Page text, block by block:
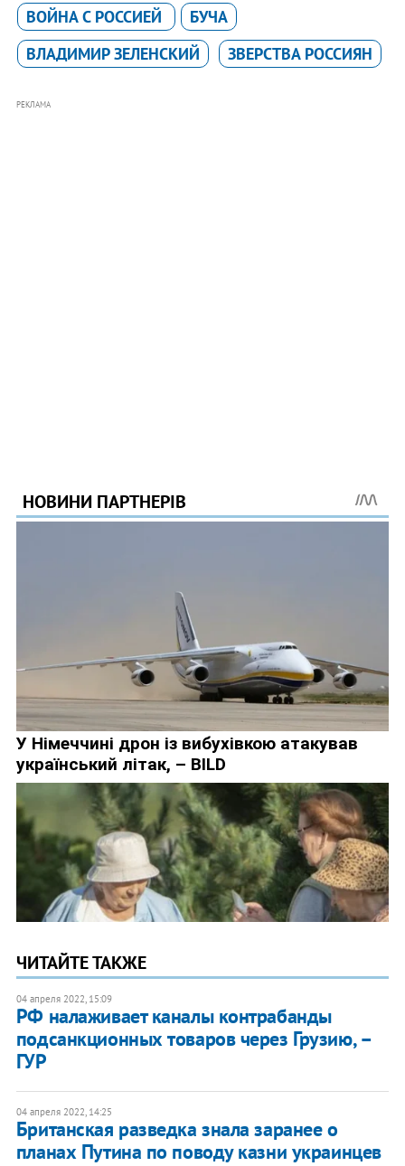
ВОЙНА С РОССИЕЙ
БУЧА
ВЛАДИМИР ЗЕЛЕНСКИЙ
ЗВЕРСТВА РОССИЯН
РЕКЛАМА
ЧИТАЙТЕ ТАКЖЕ
04 апреля 2022, 15:09
РФ налаживает каналы контрабанды
подсанкционных товаров через Грузию, –
ГУР
04 апреля 2022, 14:25
Британская разведка знала заранее о
планах Путина по поводу казни украинцев